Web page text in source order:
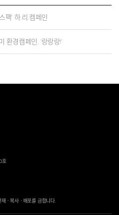
팩' 하.리.캠페인
환경캠페인, '랑랑랑!'
호
ㆍ복사ㆍ배포를 금합니다.